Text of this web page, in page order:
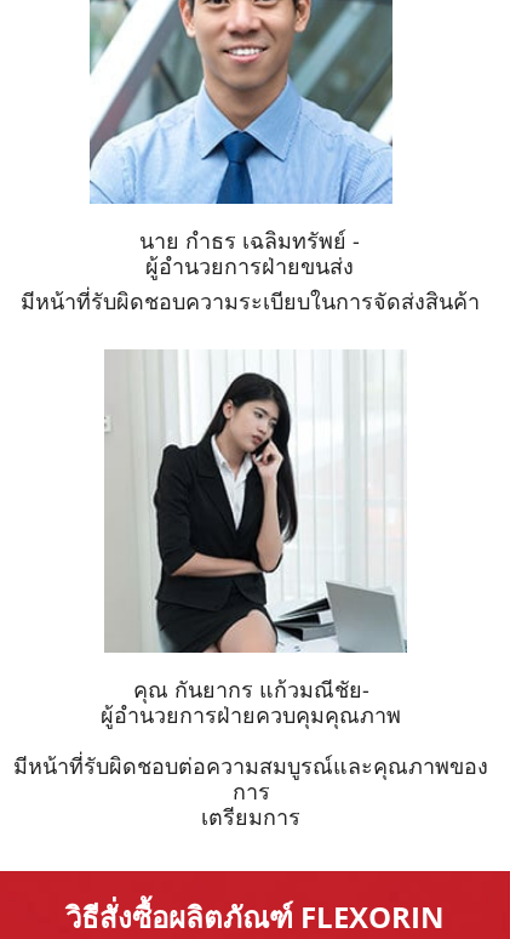
คุณ กันยากร แก้วมณีชัย-
ผู้อำนวยการฝ่ายควบคุมคุณภาพ
มีหน้าที่รับผิดชอบต่อความสมบูรณ์และคุณภาพของ
การ
เตรียมการ
นาย กำธร เฉลิมทรัพย์ -
ผู้อำนวยการฝ่ายขนส่ง
มีหน้าที่รับผิดชอบความระเบียบในการจัดส่งสินค้า
วิธีสั่งซื้อผลิตภัณฑ์ FLEXORIN